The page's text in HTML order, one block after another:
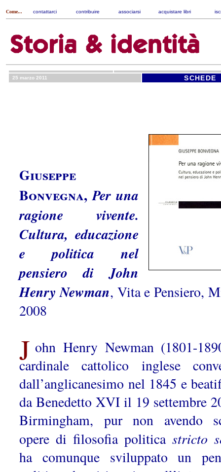
Come... contattarci contribuire associarsi acquistare libri
25 marzo 2011 SCHEDE
Giuseppe
Bonvegna,Per una
ragione vivente.
Cultura, educazione
e politica nel
pensiero di John
Henry Newman, Vita e Pensiero,
2008
J ohn Henry Newman (1801-
cardinale cattolico inglese
dall’angli­canesimo nel 1845 e
da Benedetto XVI il 19 settembre
Birmingham, pur non avendo
opere di filosofia politica stricto
ha comunque sviluppato un